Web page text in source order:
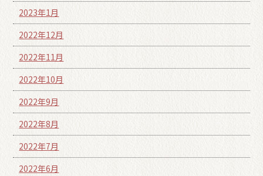
2023年1月
2022年12月
2022年11月
2022年10月
2022年9月
2022年8月
2022年7月
2022年6月